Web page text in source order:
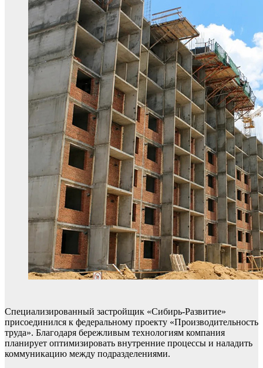
Специализированный застройщик «Сибирь-Развитие»
присоединился к федеральному проекту «Производительность
труда». Благодаря бережливым технологиям компания
планирует оптимизировать внутренние процессы и наладить
коммуникацию между подразделениями.